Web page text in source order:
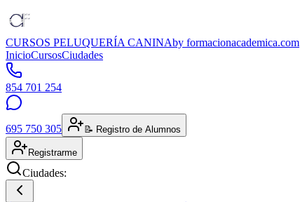
CURSOS PELUQUERÍA CANINAby formacionacademica.com
InicioCursosCiudades
854 701 254
695 750 305 📝 Registro de Alumnos
Registrarme
Ciudades: